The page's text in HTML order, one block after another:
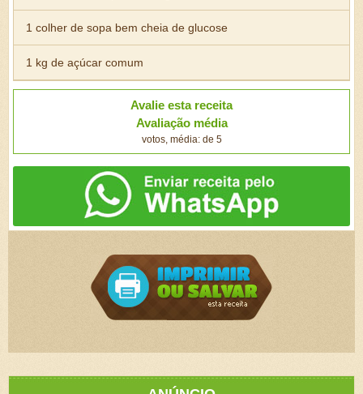
1 colher de sopa bem cheia de glucose
1 kg de açúcar comum
Avalie esta receita
Avaliação média
votos, média: de 5